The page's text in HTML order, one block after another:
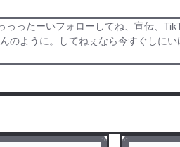
ったーいフォローしてね、宣伝、
のように。してねぇなら今すぐしにい